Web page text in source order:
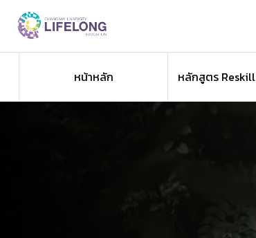
หน้าหลัก
หลักสูตร